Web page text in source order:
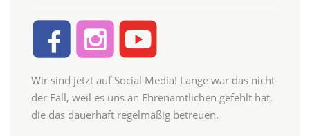
Wir sind jetzt auf Social Media! Lange war das nicht
der Fall, weil es uns an Ehrenamtlichen gefehlt hat,
die das dauerhaft regelmäßig betreuen.